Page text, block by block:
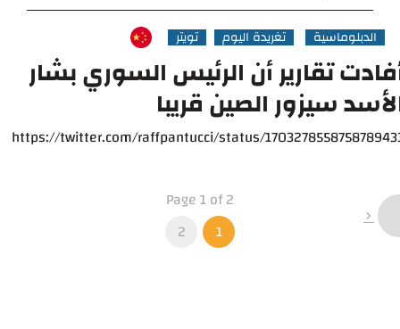
الدبلوماسية تغريدة اليوم تويتر
تقارير أن الرئيس السوري بشار
سيزور الصين قريبا
https://twitter.com/raffpantucci/status/
Page 1 of 2
1
2